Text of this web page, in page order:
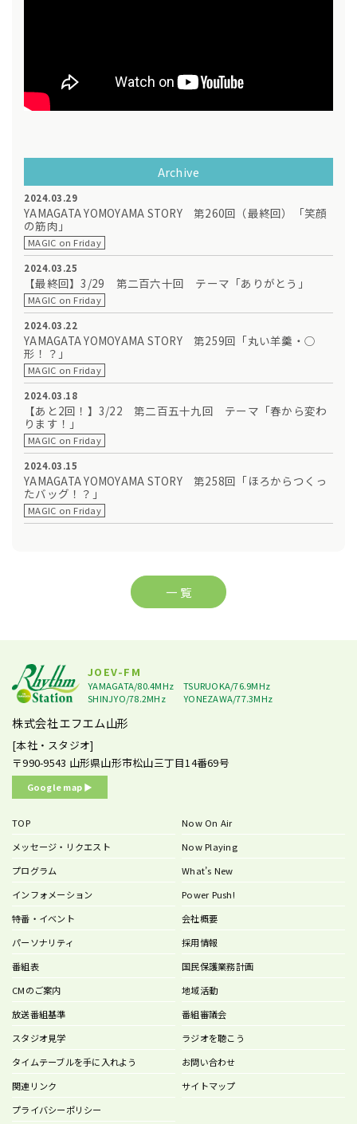
Archive
2024.03.29
YAMAGATA YOMOYAMA STORY 第260回（最終回）「笑顔
の筋肉」
MAGIC on Friday
2024.03.25
【最終回】3/29 第二百六十回 テーマ「ありがとう」
MAGIC on Friday
2024.03.22
YAMAGATA YOMOYAMA STORY 第259回「丸い羊羹・○
形！？」
MAGIC on Friday
2024.03.18
【あと2回！】3/22 第二百五十九回 テーマ「春から変わ
ります！」
MAGIC on Friday
2024.03.15
YAMAGATA YOMOYAMA STORY 第258回「ほろからつくっ
たバッグ！？」
MAGIC on Friday
一 覧
JOEV-FM
YAMAGATA/80.4MHz
TSURUOKA/76.9MHz
SHINJYO/78.2MHz
YONEZAWA/77.3MHz
株式会社エフエム山形
[本社・スタジオ]
〒990-9543 山形県山形市松山三丁目14番69号
Google map ▶︎
TOP
メッセージ・リクエスト
プログラム
インフォメーション
特番・イベント
パーソナリティ
番組表
CMのご案内
Now On Air
Now Playing
What’s New
Power Push!
会社概要
採用情報
国民保護業務計画
地域活動
放送番組基準
番組審議会
スタジオ見学
ラジオを聴こう
タイムテーブルを手に入れよう
お問い合わせ
関連リンク
サイトマップ
プライバシーポリシー